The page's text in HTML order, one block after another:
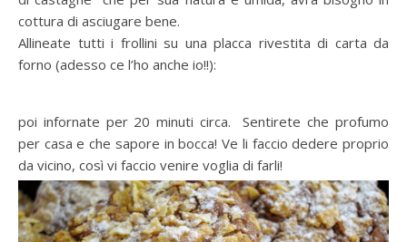
cottura di asciugare bene.
Allineate tutti i frollini su una placca rivestita di carta da
forno (adesso ce l’ho anche io!!):
poi infornate per 20 minuti circa. Sentirete che profumo
per casa e che sapore in bocca! Ve li faccio dedere proprio
da vicino, così vi faccio venire voglia di farli!